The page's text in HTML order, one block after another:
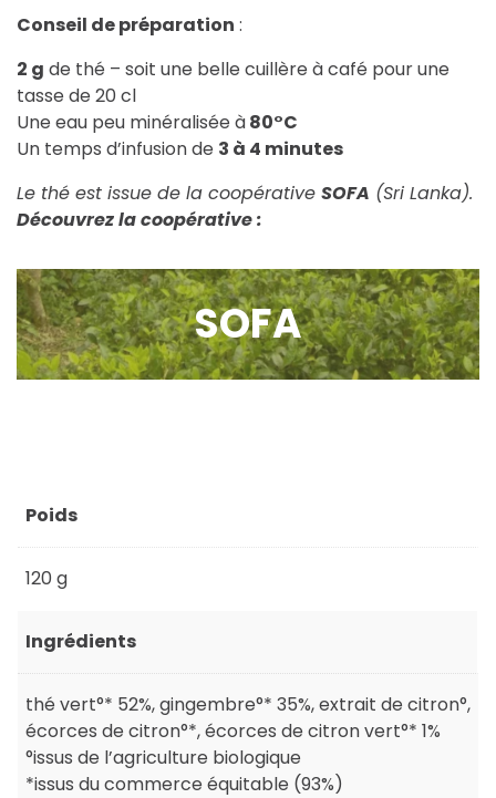
Conseil de préparation :
2 g de thé – soit une belle cuillère à café pour une
tasse de 20 cl
Une eau peu minéralisée à80°C
Un temps d’infusion de 3 à 4 minutes
Le thé est issue de la coopérative SOFA (Sri Lanka).
Découvrez la coopérative :
SOFA
Poids
120 g
Ingrédients
thé vert°* 52%, gingembre°* 35%, extrait de citron°,
écorces de citron°*, écorces de citron vert°* 1%
°issus de l’agriculture biologique
*issus du commerce équitable (93%)